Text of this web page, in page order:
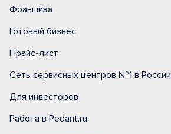
Франшиза
Готовый бизнес
Прайс-лист
Сеть сервисных центров №1 в России
Для инвесторов
Работа в Pedant.ru